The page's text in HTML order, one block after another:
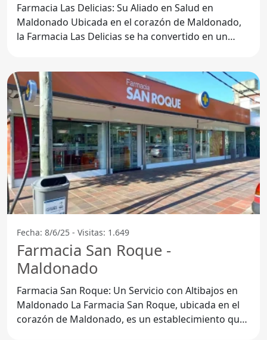
Farmacia Las Delicias: Su Aliado en Salud en
Maldonado Ubicada en el corazón de Maldonado,
la Farmacia Las Delicias se ha convertido en un
Fecha: 8/6/25 - Visitas: 1.649
Farmacia San Roque -
Maldonado
Farmacia San Roque: Un Servicio con Altibajos en
Maldonado La Farmacia San Roque, ubicada en el
corazón de Maldonado, es un establecimiento que